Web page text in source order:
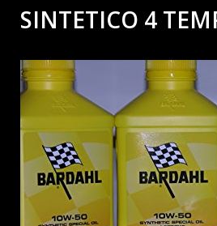
SINTETICO 4